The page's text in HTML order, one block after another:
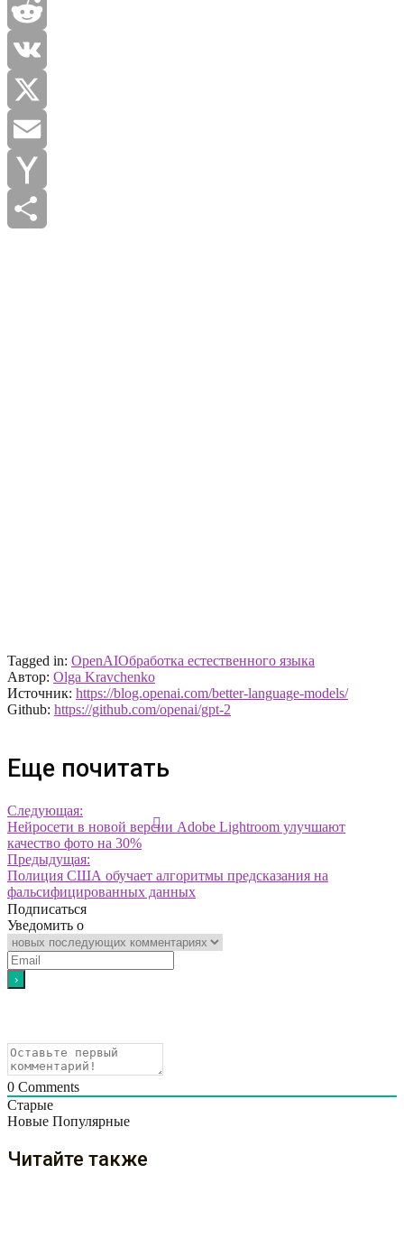
Telegram
Reddit
VK
X
Email
Yahoo
Tagged in: OpenAIОбработка естественного языка
Автор: Olga Kravchenko
Источник: https://blog.openai.com/better-language-models/
Github: https://github.com/openai/gpt-2
Еще почитать
Следующая:
Нейросети в новой версии Adobe Lightroom улучшают
качество фото на 30%
Предыдущая:
Полиция США обучает алгоритмы предсказания на
фальсифицированных данных
Подписаться
Уведомить о
0 Comments
Старые
Новые Популярные
Читайте также